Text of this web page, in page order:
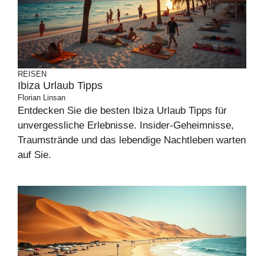
REISEN
Ibiza Urlaub Tipps
Florian Linsan
Entdecken Sie die besten Ibiza Urlaub Tipps für
unvergessliche Erlebnisse. Insider-Geheimnisse,
Traumstrände und das lebendige Nachtleben warten
auf Sie.